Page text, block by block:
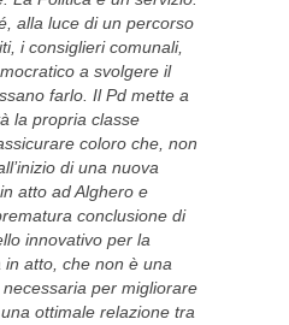
alla luce di un percorso
i consiglieri comunali,
a svolgere il
farlo. Il Pd mette a
la propria classe
coloro che, non
di una nuova
atto ad Alghero e
conclusione di
innovativo per la
atto, che non è una
per migliorare
ottimale relazione tra